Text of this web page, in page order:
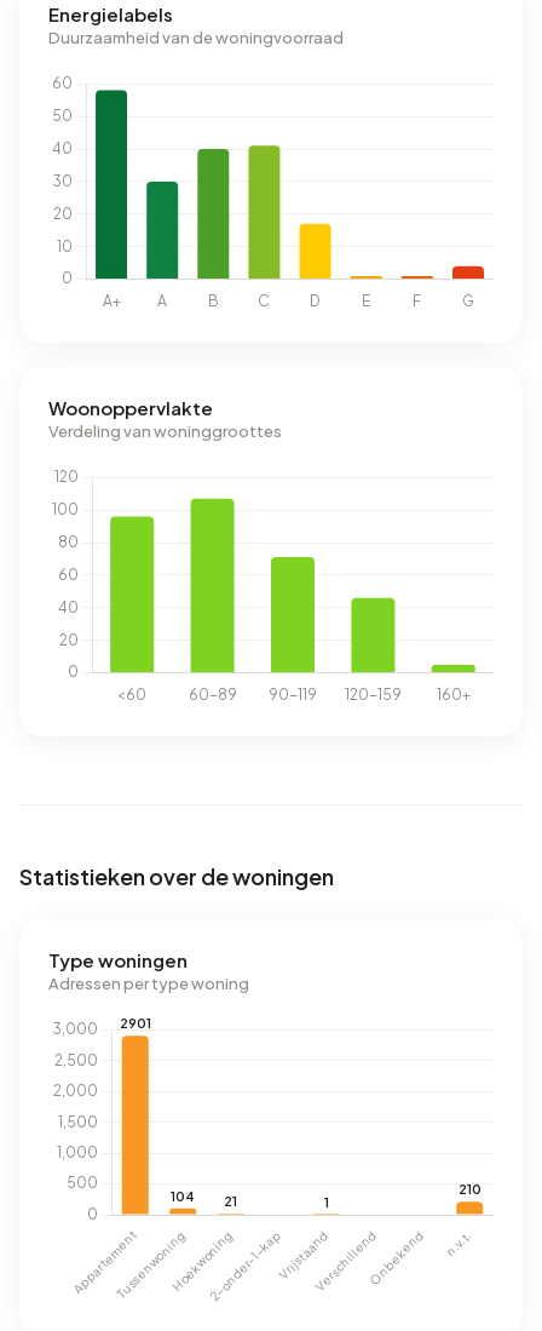
Energielabels
Duurzaamheid van de woningvoorraad
Woonoppervlakte
Verdeling van woninggroottes
Statistieken over de woningen
Type woningen
Adressen per type woning